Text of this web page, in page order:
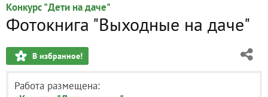
Конкурс "Дети на даче"
Фотокнига "Выходные на даче"
В избранное!
Работа размещена: